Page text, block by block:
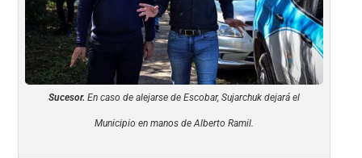
Sucesor. En caso de alejarse de Escobar, Sujarchuk dejará el
Municipio en manos de Alberto Ramil.